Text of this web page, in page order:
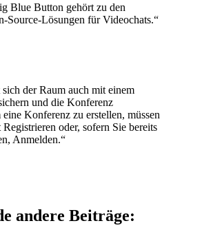
Blue Button gehört zu den
Source-Lösungen für Videochats.“
der Raum auch mit einem
und die Konferenz
Konferenz zu erstellen, müssen
Registrieren oder, sofern Sie bereits
Anmelden.“
andere Beiträge: